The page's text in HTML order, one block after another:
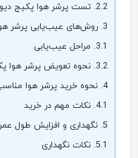
2.2. تست پرشر هوا پکیج
3. روش‌های عیب‌یابی پرشر
3.1. مراحل عیب‌یابی
3.2. نحوه تعویض پرشر هوا
4. نحوه خرید پرشر هوا
4.1. نکات مهم در خرید
5. نگهداری و افزایش طول
5.1. نکات نگهداری